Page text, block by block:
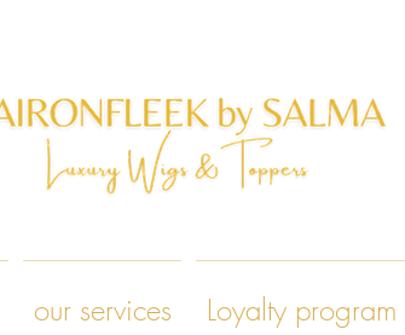
our services Loyalty program